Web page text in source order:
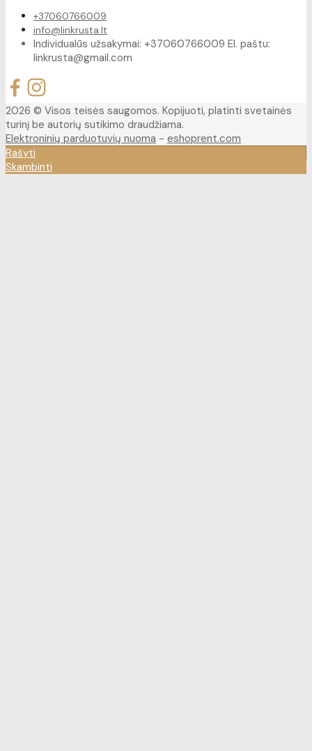
+37060766009
info@linkrusta.lt
Individualūs užsakymai: +37060766009 El. paštu:
linkrusta@gmail.com
2026 © Visos teisės saugomos. Kopijuoti, platinti svetainės
turinį be autorių sutikimo draudžiama.
Elektroninių parduotuvių nuoma - eshoprent.com
Rašyti
Skambinti